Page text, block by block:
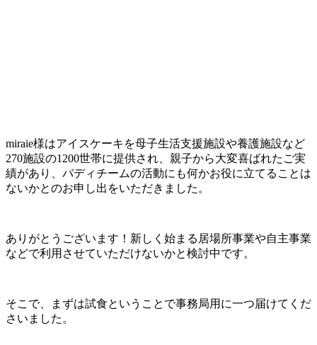
miraie様はアイスケーキを母子生活支援施設や養護施設など
270施設の1200世帯に提供され、親子から大変喜ばれたご実
績があり、バディチームの活動にも何かお役に立てることは
ないかとのお申し出をいただきました。
ありがとうございます！新しく始まる居場所事業や自主事業
などで利用させていただけないかと検討中です。
そこで、まずは試食ということで事務局用に一つ届けてくだ
さいました。